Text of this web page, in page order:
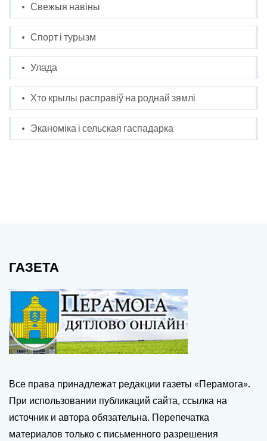
Свежыя навіны
Спорт і турызм
Улада
Хто крылы расправіў на роднай зямлі
Эканоміка і сельская гаспадарка
ГАЗЕТА
Все права принадлежат редакции газеты «Перамога».
При использовании публикаций сайта, ссылка на
источник и автора обязательна. Перепечатка
материалов только с письменного разрешения